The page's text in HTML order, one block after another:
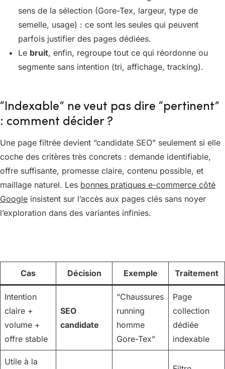
sens de la sélection (Gore-Tex, largeur, type de
semelle, usage) : ce sont les seules qui peuvent
parfois justifier des pages dédiées.
Le bruit, enfin, regroupe tout ce qui réordonne ou
segmente sans intention (tri, affichage, tracking).
“Indexable” ne veut pas dire “pertinent”
: comment décider ?
Une page filtrée devient “candidate SEO” seulement si elle
coche des critères très concrets : demande identifiable,
offre suffisante, promesse claire, contenu possible, et
maillage naturel. Les bonnes pratiques e-commerce côté
Google insistent sur l’accès aux pages clés sans noyer
l’exploration dans des variantes infinies.
Cas Décision Exemple Traitement
Intention
claire +
volume +
offre stable
SEO
candidate
“Chaussures
running
homme
Gore-Tex”
Page
collection
dédiée
indexable
Utile à la